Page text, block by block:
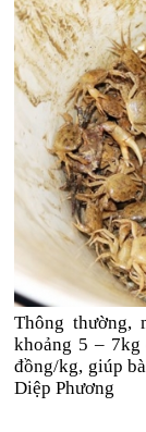
Thông thường,
khoảng 5 –
đồng/kg, giúp
Diệp Phương